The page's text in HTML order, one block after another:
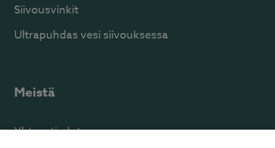
Siivousvinkit
Ultrapuhdas vesi siivouksessa
Meistä
Yhteystiedot